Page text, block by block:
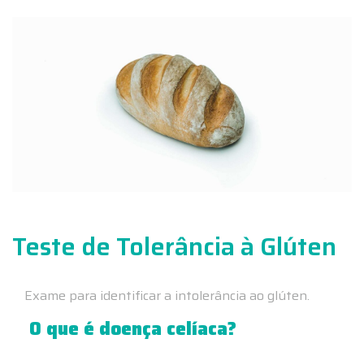
Teste de Tolerância à Glúten
Exame para identificar a intolerância ao glúten.
O que é doença celíaca?